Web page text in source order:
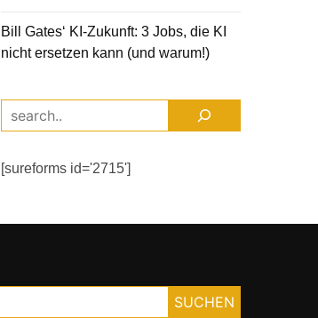
Bill Gates‘ KI-Zukunft: 3 Jobs, die KI
nicht ersetzen kann (und warum!)
[sureforms id='2715']